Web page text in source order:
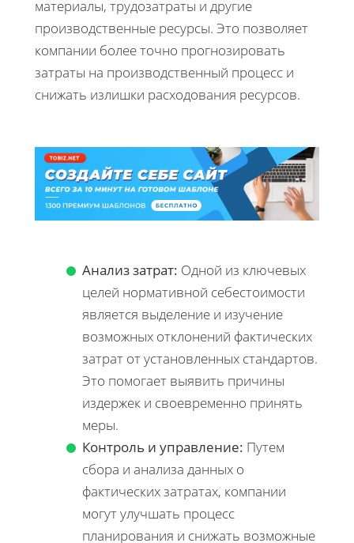
материалы, трудозатраты и другие
производственные ресурсы. Это позволяет
компании более точно прогнозировать
затраты на производственный процесс и
снижать излишки расходования ресурсов.
Анализ затрат: Одной из ключевых
целей нормативной себестоимости
является выделение и изучение
возможных отклонений фактических
затрат от установленных стандартов.
Это помогает выявить причины
издержек и своевременно принять
меры.
Контроль и управление: Путем
сбора и анализа данных о
фактических затратах, компании
могут улучшать процесс
планирования и снижать возможные